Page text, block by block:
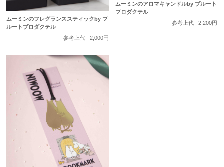
ムーミンのフレグランススティックby プ
ルートプロダクテル
参考上代
2,000円
ムーミンのアロマキャンドルby プルート
プロダクテル
参考上代
2,200円